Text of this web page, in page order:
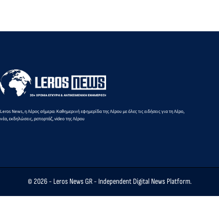
των πολιτών
της Λέρου
Leros News, η Λέρος σήμερα: Καθημερινή εφημερίδα της Λέρου με όλες τις ειδήσεις για τη Λέρο,
νέα, εκδηλώσεις, ρεπορτάζ, video της Λέρου
© 2026 - Leros News GR- Independent Digital News Platform.